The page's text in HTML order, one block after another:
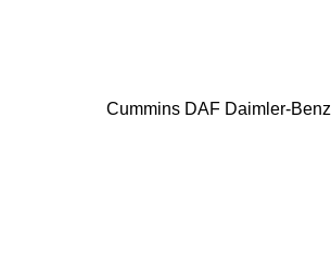
Cummins DAF Daimler-Benz